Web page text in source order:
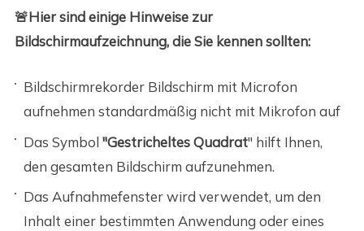
🚨Hier sind einige Hinweise zur
Bildschirmaufzeichnung, die Sie kennen sollten:
Bildschirmrekorder Bildschirm mit Microfon
aufnehmen standardmäßig nicht mit Mikrofon auf
Das Symbol"Gestricheltes Quadrat" hilft Ihnen,
den gesamten Bildschirm aufzunehmen.
Das Aufnahmefenster wird verwendet, um den
Inhalt einer bestimmten Anwendung oder eines